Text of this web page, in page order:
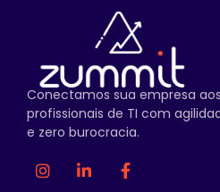
Conectamos sua empresa
profissionais de TI com
e zero burocracia.